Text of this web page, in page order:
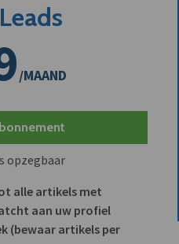
/MAAND
opzegbaar
alle artikels met
aan uw profiel
(bewaar artikels per